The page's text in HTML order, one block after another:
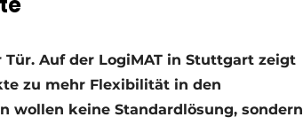
Auf der LogiMAT in Stuttgart zeigt
zu mehr Flexibilität in den
wollen keine Standardlösung, sondern